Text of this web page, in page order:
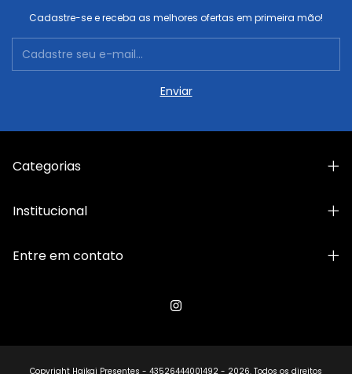
Cadastre-se e receba as melhores ofertas em primeira mão!
Categorias
Institucional
Entre em contato
Copyright Haikai Presentes - 43526444001492 - 2026. Todos os direitos